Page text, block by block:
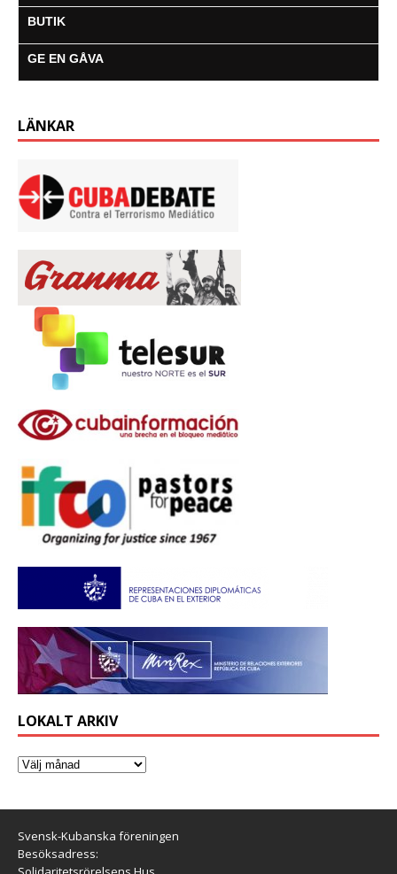
BUTIK
GE EN GÅVA
LÄNKAR
LOKALT ARKIV
Svensk-Kubanska föreningen
Besöksadress: